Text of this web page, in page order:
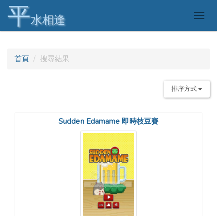
平水相逢
首頁 搜尋結果
排序方式
Sudden Edamame 即時枝豆賽